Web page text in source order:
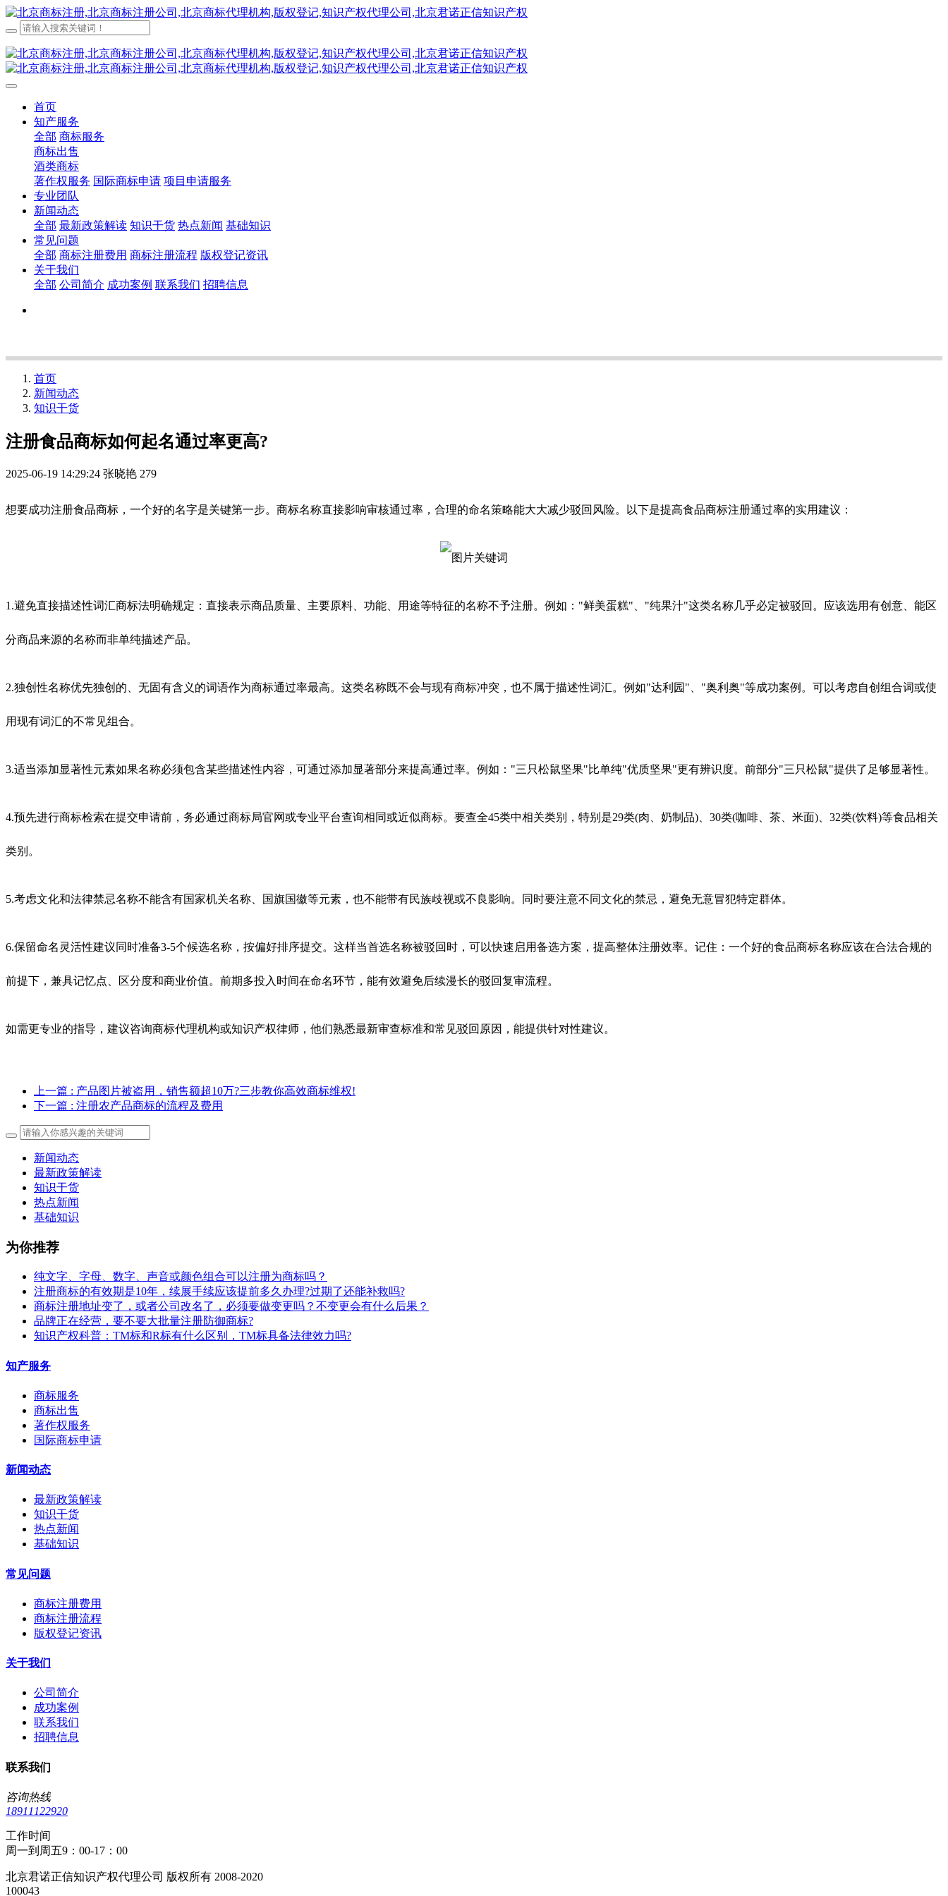
首页
知产服务
全部 商标服务
商标出售
酒类商标
著作权服务 国际商标申请 项目申请服务
专业团队
新闻动态
全部 最新政策解读 知识干货 热点新闻 基础知识
常见问题
全部 商标注册费用 商标注册流程 版权登记资讯
关于我们
全部 公司简介 成功案例 联系我们 招聘信息
首页
新闻动态
知识干货
注册食品商标如何起名通过率更高?
2025-06-19 14:29:24 张晓艳 279
想要成功注册食品商标，一个好的名字是关键第一步。商标名称直接影响审核通过率，合理的命名策略能大大减少驳回风险。以下是提高食品商标注册通过率的实用建议：
1.避免直接描述性词汇商标法明确规定：直接表示商品质量、主要原料、功能、用途等特征的名称不予注册。例如："鲜美蛋糕"、"纯果汁"这类名称几乎必定被驳回。应该选用有创意、能区
分商品来源的名称而非单纯描述产品。
2.独创性名称优先独创的、无固有含义的词语作为商标通过率最高。这类名称既不会与现有商标冲突，也不属于描述性词汇。例如"达利园"、"奥利奥"等成功案例。可以考虑自创组合词或使
用现有词汇的不常见组合。
3.适当添加显著性元素如果名称必须包含某些描述性内容，可通过添加显著部分来提高通过率。例如："三只松鼠坚果"比单纯"优质坚果"更有辨识度。前部分"三只松鼠"提供了足够显著性。
4.预先进行商标检索在提交申请前，务必通过商标局官网或专业平台查询相同或近似商标。要查全45类中相关类别，特别是29类(肉、奶制品)、30类(咖啡、茶、米面)、32类(饮料)等食品相关
类别。
5.考虑文化和法律禁忌名称不能含有国家机关名称、国旗国徽等元素，也不能带有民族歧视或不良影响。同时要注意不同文化的禁忌，避免无意冒犯特定群体。
6.保留命名灵活性建议同时准备3-5个候选名称，按偏好排序提交。这样当首选名称被驳回时，可以快速启用备选方案，提高整体注册效率。记住：一个好的食品商标名称应该在合法合规的
前提下，兼具记忆点、区分度和商业价值。前期多投入时间在命名环节，能有效避免后续漫长的驳回复审流程。
如需更专业的指导，建议咨询商标代理机构或知识产权律师，他们熟悉最新审查标准和常见驳回原因，能提供针对性建议。
上一篇 : 产品图片被盗用，销售额超10万?三步教你高效商标维权!
下一篇 : 注册农产品商标的流程及费用
新闻动态
最新政策解读
知识干货
热点新闻
基础知识
为你推荐
纯文字、字母、数字、声音或颜色组合可以注册为商标吗？
注册商标的有效期是10年，续展手续应该提前多久办理?过期了还能补救吗?
商标注册地址变了，或者公司改名了，必须要做变更吗？不变更会有什么后果？
​品牌正在经营，要不要大批量注册防御商标?
知识产权科普：TM标和R标有什么区别，TM标具备法律效力吗?
知产服务
商标服务
商标出售
著作权服务
国际商标申请
新闻动态
最新政策解读
知识干货
热点新闻
基础知识
常见问题
商标注册费用
商标注册流程
版权登记资讯
关于我们
公司简介
成功案例
联系我们
招聘信息
联系我们
咨询热线
18911122920
工作时间
周一到周五9：00-17：00
北京君诺正信知识产权代理公司 版权所有 2008-2020
100043